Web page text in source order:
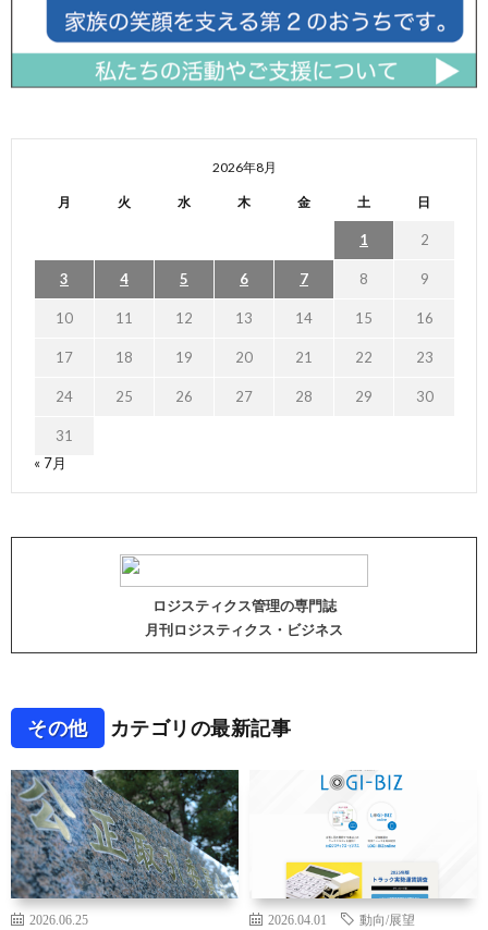
2026年8月
月 火 水 木 金 土 日
1 2
3 4 5 6 7 8 9
10 11 12 13 14 15 16
17 18 19 20 21 22 23
24 25 26 27 28 29 30
31
« 7月
ロジスティクス管理の専門誌
月刊ロジスティクス・ビジネス
その他 カテゴリの最新記事
2026.06.25
2026.04.01 動向/展望